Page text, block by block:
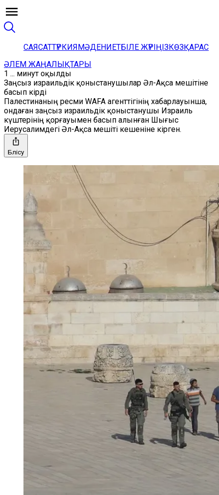
САЯСАТТҮРКИЯМӘДЕНИЕТБІЛЕ ЖҮРІҢІЗКӨЗҚАРАС
ӘЛЕМ ЖАҢАЛЫҚТАРЫ
1 ... минут оқылды
Заңсыз израильдік қоныстанушылар Әл-Ақса мешітіне
басып кірді
Палестинаның ресми WAFA агенттігінің хабарлауынша,
ондаған заңсыз израильдік қоныстанушы Израиль
күштерінің қорғауымен басып алынған Шығыс
Иерусалимдегі Әл-Ақса мешіті кешеніне кірген.
Бөлісу